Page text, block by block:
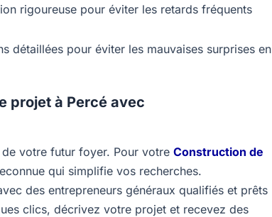
rigoureuse pour éviter les retards fréquents
détaillées pour éviter les mauvaises surprises en
projet à Percé avec
votre futur foyer. Pour votre Construction de
qui simplifie vos recherches.
des entrepreneurs généraux qualifiés et prêts
clics, décrivez votre projet et recevez des